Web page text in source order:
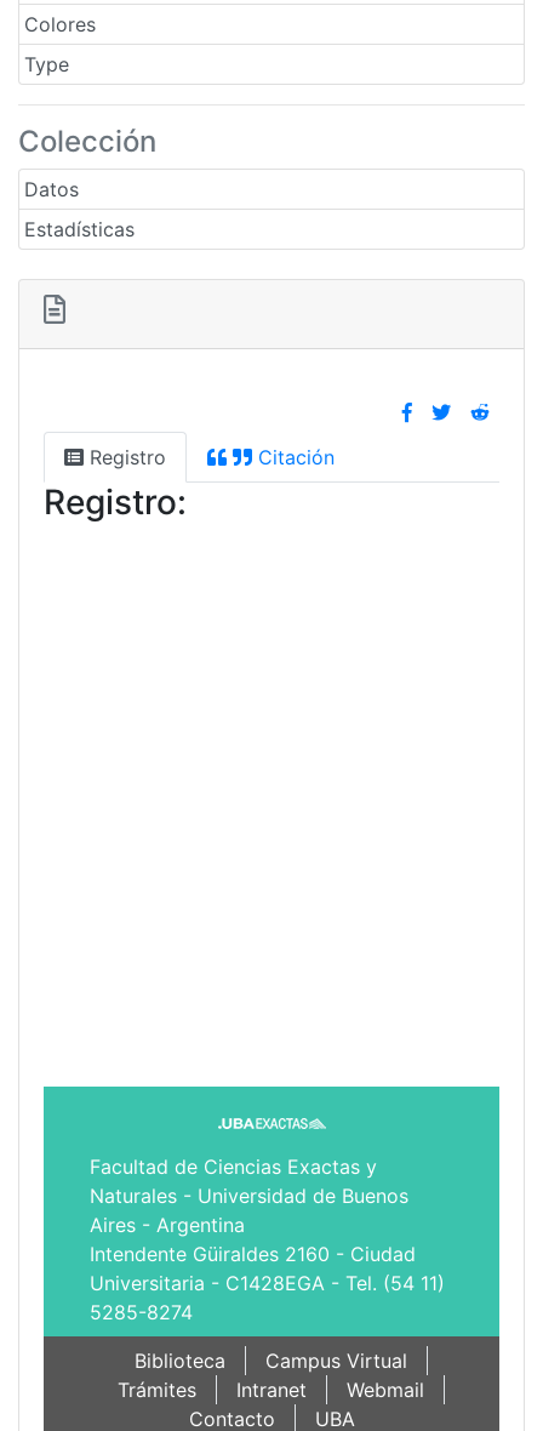
Colores
Type
Colección
Datos
Estadísticas
Registro Citación
Registro:
Facultad de Ciencias Exactas y
Naturales - Universidad de Buenos
Aires - Argentina
Intendente Güiraldes 2160 - Ciudad
Universitaria - C1428EGA - Tel. (54 11)
5285-8274
Biblioteca
Campus Virtual
Trámites
Intranet
Webmail
Contacto
UBA